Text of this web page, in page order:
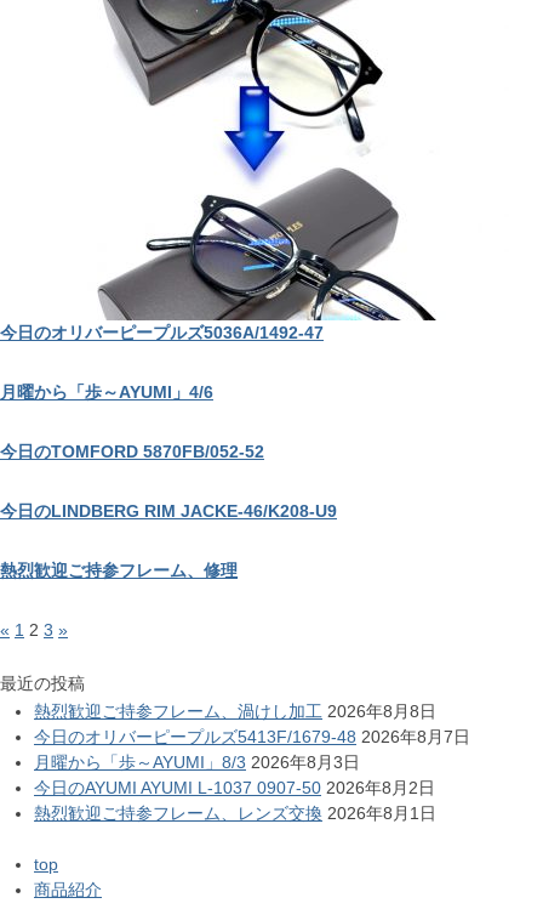
今日のオリバーピープルズ5036A/1492-47
月曜から「歩～AYUMI」4/6
今日のTOMFORD 5870FB/052-52
今日のLINDBERG RIM JACKE-46/K208-U9
熱烈歓迎ご持参フレーム、修理
« 1 2 3 »
最近の投稿
熱烈歓迎ご持参フレーム、渦けし加工 2026年8月8日
今日のオリバーピープルズ5413F/1679-48 2026年8月7日
月曜から「歩～AYUMI」8/3 2026年8月3日
今日のAYUMI AYUMI L-1037 0907-50 2026年8月2日
熱烈歓迎ご持参フレーム、レンズ交換 2026年8月1日
top
商品紹介